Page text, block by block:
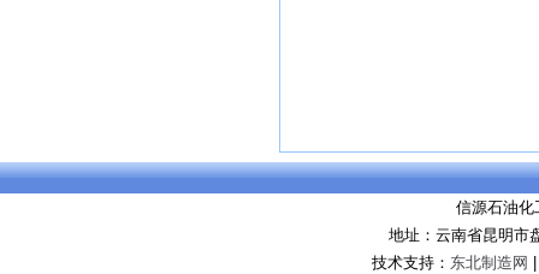
信源石油化
地址：云南省昆明市
技术支持： 东北制造网